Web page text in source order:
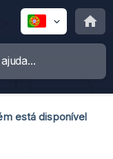
está disponível